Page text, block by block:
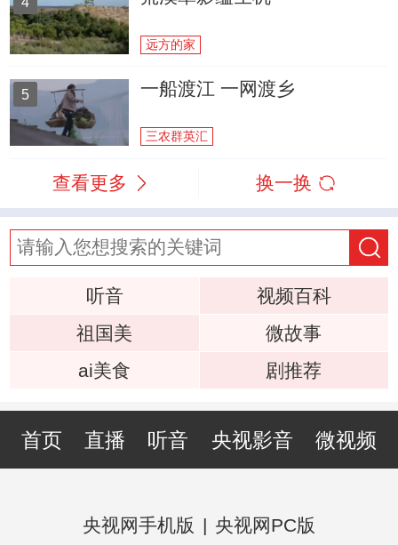
远方的家
5 一船渡江 一网渡乡
三农群英汇
查看更多 换一换
听音
视频百科
祖国美
微故事
ai美食
剧推荐
首页 直播 听音 央视影音 微视频
央视网手机版 | 央视网PC版